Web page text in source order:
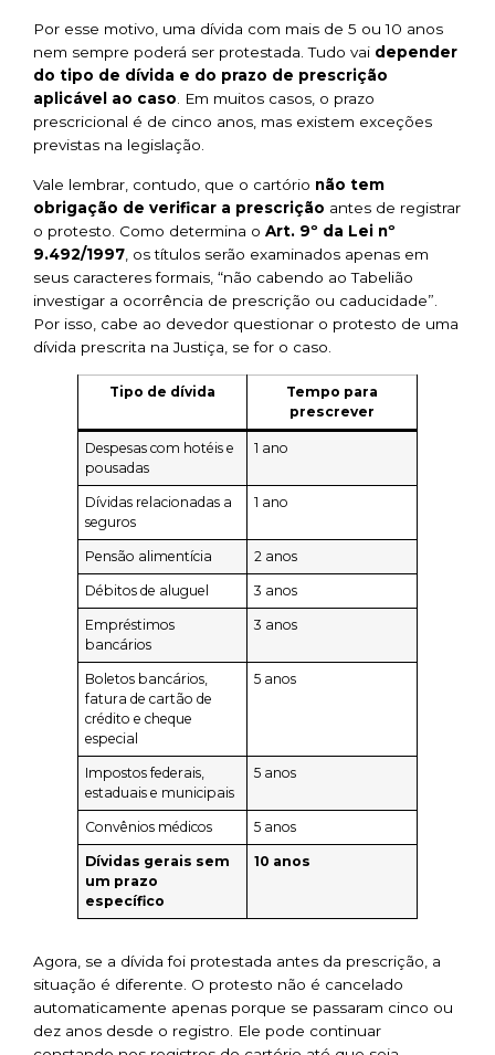
Por esse motivo, uma dívida com mais de 5 ou 10 anos
nem sempre poderá ser protestada. Tudo vai depender
do tipo de dívida e do prazo de prescrição
aplicável ao caso . Em muitos casos, o prazo
prescricional é de cinco anos, mas existem exceções
previstas na legislação.
Vale lembrar, contudo, que o cartório não tem
obrigação de verificar a prescrição antes de registrar
o protesto. Como determina o Art. 9º da Lei nº
9.492/1997 , os títulos serão examinados apenas em
seus caracteres formais, “não cabendo ao Tabelião
investigar a ocorrência de prescrição ou caducidade”
Por isso, cabe ao devedor questionar o protesto de uma
dívida prescrita na Justiça, se for o caso.
Tipo de dívida
Tempo para
prescrever
Despesas com hotéis e
pousadas
1 ano
Dívidas relacionadas a
seguros
1 ano
Pensão alimentícia 2 anos
Débitos de aluguel 3 anos
Empréstimos
bancários
3 anos
Boletos bancários,
fatura de cartão de
crédito e cheque
especial
5 anos
Impostos federais,
estaduais e municipais
5 anos
Convênios médicos 5 anos
Dívidas gerais sem
um prazo
específico
10 anos
Agora, se a dívida foi protestada antes da prescrição, a
situação é diferente. O protesto não é cancelado
automaticamente apenas porque se passaram cinco ou
dez anos desde o registro. Ele pode continuar